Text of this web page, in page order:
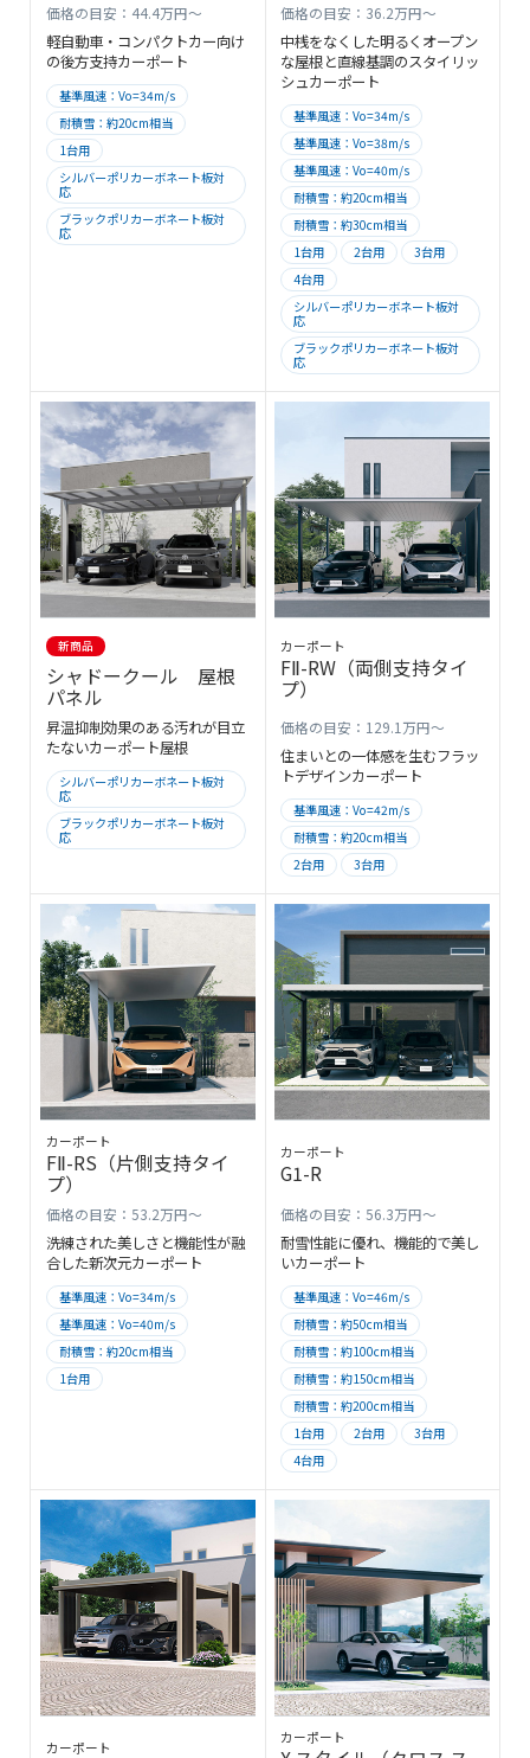
価格の目安：44.4万円～
軽自動車・コンパクトカー向け
の後方支持カーポート
基準風速：Vo=34m/s
耐積雪：約20cm相当
1台用
シルバーポリカーボネート板対
応
ブラックポリカーボネート板対
応
価格の目安：36.2万円～
中桟をなくした明るくオープン
な屋根と直線基調のスタイリッ
シュカーポート
基準風速：Vo=34m/s
基準風速：Vo=38m/s
基準風速：Vo=40m/s
耐積雪：約20cm相当
耐積雪：約30cm相当
1台用
2台用
3台用
4台用
シルバーポリカーボネート板対
応
ブラックポリカーボネート板対
応
新商品
シャドークール 屋根
パネル
昇温抑制効果のある汚れが目立
たないカーポート屋根
シルバーポリカーボネート板対
応
ブラックポリカーボネート板対
応
カーポート
FⅡ-RW（両側支持タイ
プ）
価格の目安：129.1万円～
住まいとの一体感を生むフラッ
トデザインカーポート
基準風速：Vo=42m/s
耐積雪：約20cm相当
2台用
3台用
カーポート
FⅡ-RS（片側支持タイ
プ）
価格の目安：53.2万円～
洗練された美しさと機能性が融
合した新次元カーポート
基準風速：Vo=34m/s
基準風速：Vo=40m/s
耐積雪：約20cm相当
1台用
カーポート
G1-R
価格の目安：56.3万円～
耐雪性能に優れ、機能的で美し
いカーポート
基準風速：Vo=46m/s
耐積雪：約50cm相当
耐積雪：約100cm相当
耐積雪：約150cm相当
耐積雪：約200cm相当
1台用
2台用
3台用
4台用
カーポート
カーポート